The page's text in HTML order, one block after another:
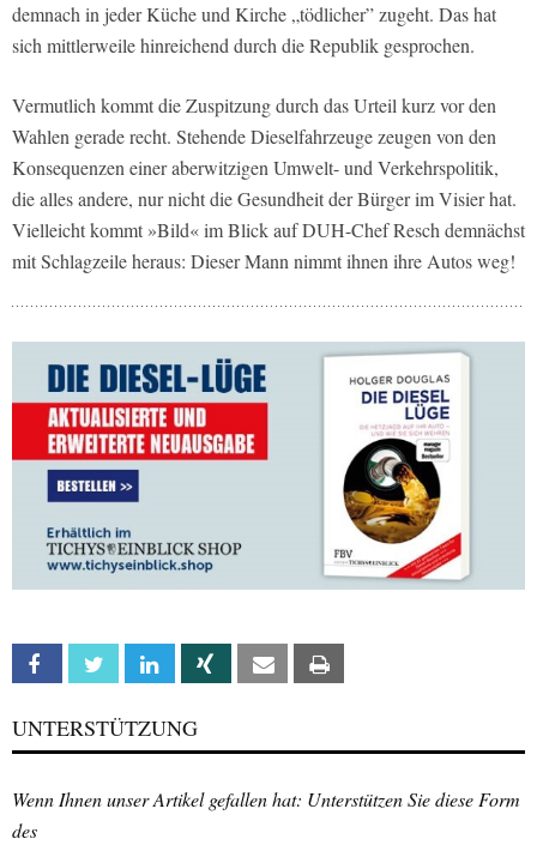
demnach in jeder Küche und Kirche „tödlicher” zugeht. Das hat
sich mittlerweile hinreichend durch die Republik gesprochen.
Vermutlich kommt die Zuspitzung durch das Urteil kurz vor den
Wahlen gerade recht. Stehende Dieselfahrzeuge zeugen von den
Konsequenzen einer aberwitzigen Umwelt- und Verkehrspolitik,
die alles andere, nur nicht die Gesundheit der Bürger im Visier hat.
Vielleicht kommt »Bild« im Blick auf DUH-Chef Resch demnächst
mit Schlagzeile heraus: Dieser Mann nimmt ihnen ihre Autos weg!
Facebook Twitter Linkedin Xing Email
UNTERSTÜTZUNG
Wenn Ihnen unser Artikel gefallen hat: Unterstützen Sie diese Form
des